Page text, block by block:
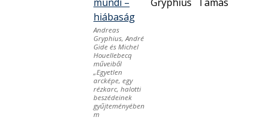
hiábaság
Andreas
Gryphius, André
Gide és Michel
Houellebecq
műveiből
„Egyetlen
arcképe, egy
rézkarc, halotti
beszédeinek
gyűjteményében
m